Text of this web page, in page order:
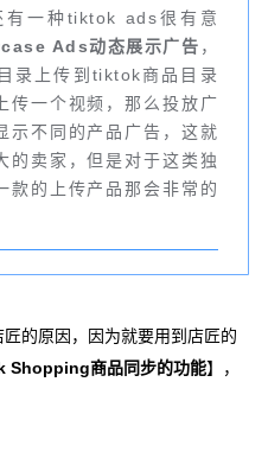
有一种tiktok ads很有意
Ads动态展示广告 ，
录上传到tiktok商品目录
传一个视频，那么投放广
示不同的产品广告，这就
的卖家，但是对于这类独
款的上传产品那会非常的
的原因，因为就要用到店匠的
Shopping商品同步的功能】，